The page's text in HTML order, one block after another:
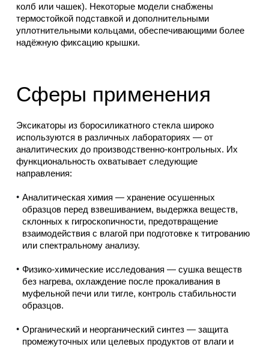
колб или чашек). Некоторые модели снабжены
термостойкой подставкой и дополнительными
уплотнительными кольцами, обеспечивающими более
надёжную фиксацию крышки.
Сферы применения
Эксикаторы из боросиликатного стекла широко
используются в различных лабораториях — от
аналитических до производственно-контрольных. Их
функциональность охватывает следующие
направления:
Аналитическая химия — хранение осушенных
образцов перед взвешиванием, выдержка веществ,
склонных к гигроскопичности, предотвращение
взаимодействия с влагой при подготовке к титрованию
или спектральному анализу.
Физико-химические исследования — сушка веществ
без нагрева, охлаждение после прокаливания в
муфельной печи или тигле, контроль стабильности
образцов.
Органический и неорганический синтез — защита
промежуточных или целевых продуктов от влаги и